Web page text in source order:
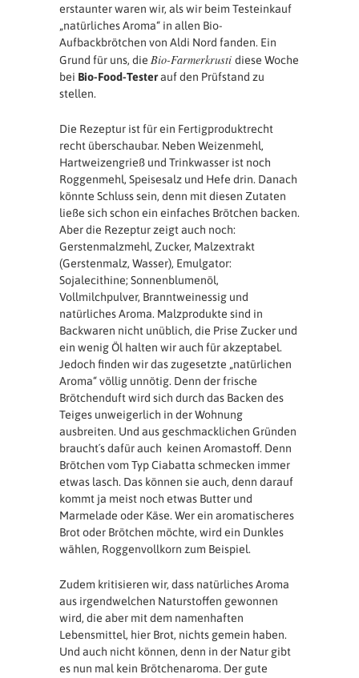
erstaunter waren wir, als wir beim Testeinkauf
„natürliches Aroma“ in allen Bio-
Aufbackbrötchen von Aldi Nord fanden. Ein
Grund für uns, die Bio-Farmerkrusti diese Woche
bei Bio-Food-Testerauf den Prüfstand zu
stellen.
Die Rezeptur ist für ein Fertigproduktrecht
recht überschaubar. Neben Weizenmehl,
Hartweizengrieß und Trinkwasser ist noch
Roggenmehl, Speisesalz und Hefe drin. Danach
könnte Schluss sein, denn mit diesen Zutaten
ließe sich schon ein einfaches Brötchen backen.
Aber die Rezeptur zeigt auch noch:
Gerstenmalzmehl, Zucker, Malzextrakt
(Gerstenmalz, Wasser), Emulgator:
Sojalecithine; Sonnenblumenöl,
Vollmilchpulver, Branntweinessig und
natürliches Aroma. Malzprodukte sind in
Backwaren nicht unüblich, die Prise Zucker und
ein wenig Öl halten wir auch für akzeptabel.
Jedoch finden wir das zugesetzte „natürlichen
Aroma“ völlig unnötig. Denn der frische
Brötchenduft wird sich durch das Backen des
Teiges unweigerlich in der Wohnung
ausbreiten. Und aus geschmacklichen Gründen
braucht´s dafür auch keinen Aromastoff. Denn
Brötchen vom Typ Ciabatta schmecken immer
etwas lasch. Das können sie auch, denn darauf
kommt ja meist noch etwas Butter und
Marmelade oder Käse. Wer ein aromatischeres
Brot oder Brötchen möchte, wird ein Dunkles
wählen, Roggenvollkorn zum Beispiel.
Zudem kritisieren wir, dass natürliches Aroma
aus irgendwelchen Naturstoffen gewonnen
wird, die aber mit dem namenhaften
Lebensmittel, hier Brot, nichts gemein haben.
Und auch nicht können, denn in der Natur gibt
es nun mal kein Brötchenaroma. Der gute